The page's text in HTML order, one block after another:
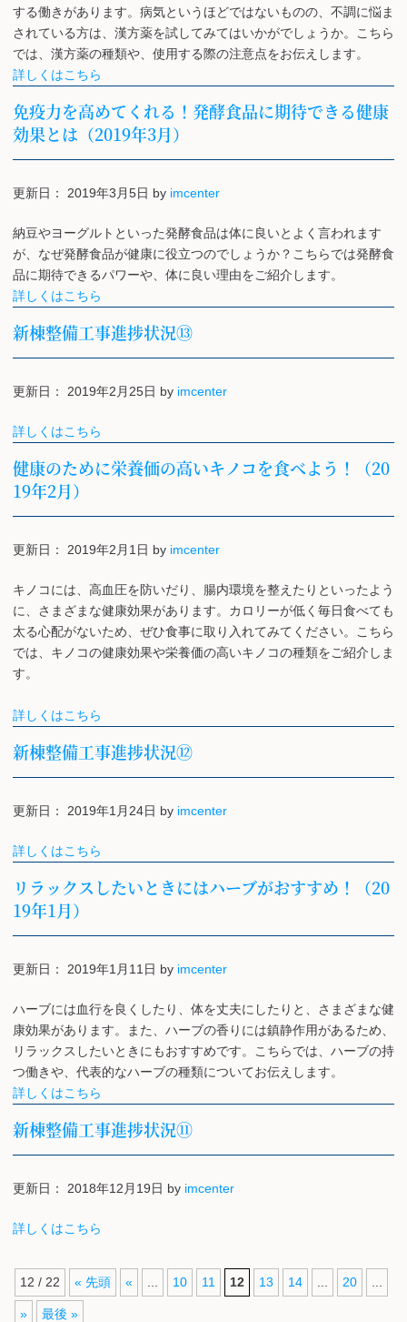
する働きがあります。病気というほどではないものの、不調に悩ま
されている方は、漢方薬を試してみてはいかがでしょうか。こちら
では、漢方薬の種類や、使用する際の注意点をお伝えします。
詳しくはこちら
免疫力を高めてくれる！発酵食品に期待できる健康
効果とは（2019年3月）
更新日： 2019年3月5日 by imcenter
納豆やヨーグルトといった発酵食品は体に良いとよく言われます
が、なぜ発酵食品が健康に役立つのでしょうか？こちらでは発酵食
品に期待できるパワーや、体に良い理由をご紹介します。
詳しくはこちら
新棟整備工事進捗状況⑬
更新日： 2019年2月25日 by imcenter
詳しくはこちら
健康のために栄養価の高いキノコを食べよう！（20
19年2月）
更新日： 2019年2月1日 by imcenter
キノコには、高血圧を防いだり、腸内環境を整えたりといったよう
に、さまざまな健康効果があります。カロリーが低く毎日食べても
太る心配がないため、ぜひ食事に取り入れてみてください。こちら
では、キノコの健康効果や栄養価の高いキノコの種類をご紹介しま
す。
詳しくはこちら
新棟整備工事進捗状況⑫
更新日： 2019年1月24日 by imcenter
詳しくはこちら
リラックスしたいときにはハーブがおすすめ！（20
19年1月）
更新日： 2019年1月11日 by imcenter
ハーブには血行を良くしたり、体を丈夫にしたりと、さまざまな健
康効果があります。また、ハーブの香りには鎮静作用があるため、
リラックスしたいときにもおすすめです。こちらでは、ハーブの持
つ働きや、代表的なハーブの種類についてお伝えします。
詳しくはこちら
新棟整備工事進捗状況⑪
更新日： 2018年12月19日 by imcenter
詳しくはこちら
12 / 22 « 先頭 « 10 11 12 13 14 20
» 最後 »